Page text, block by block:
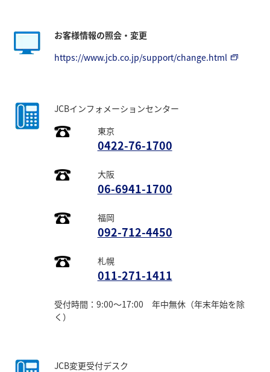
お客様情報の照会・変更
https://www.jcb.co.jp/support/change.html
JCBインフォメーションセンター
東京
0422-76-1700
大阪
06-6941-1700
福岡
092-712-4450
札幌
011-271-1411
受付時間：9:00～17:00 年中無休（年末年始を除
く）
JCB変更受付デスク